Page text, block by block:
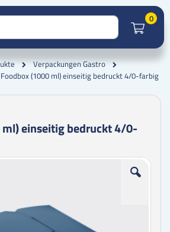
0
Verpackungen Gastro
Foodbox (1000 ml) einseitig bedruckt 4/0-farbig
einseitig bedruckt 4/0-